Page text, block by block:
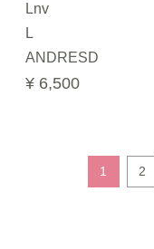
Lnv
L
ANDRESD
¥ 6,500
1 2